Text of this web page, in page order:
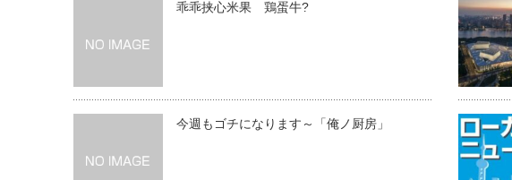
乖乖挟心米果 鶏蛋牛?
今週もゴチになります～「俺ノ厨房」